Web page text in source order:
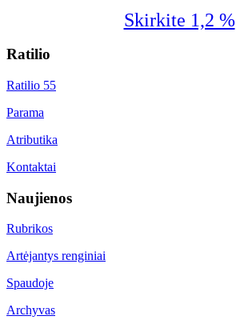
Skirkite 1,2 %
Ratilio
Ratilio 55
Parama
Atributika
Kontaktai
Naujienos
Rubrikos
Artėjantys renginiai
Spaudoje
Archyvas